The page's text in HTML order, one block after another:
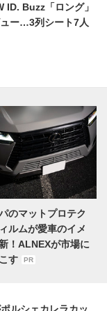
ID. Buzz「ロング」
ー…3列シート7人
のマットプロテク
ルムが愛車のイメ
！ALNEXが市場に
す
PR